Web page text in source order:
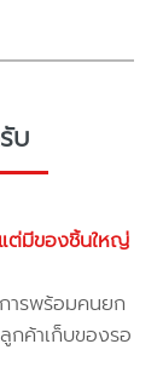
บ
ต่มีของชิ้นใหญ่
ารพร้อมคนยก
กค้าเก็บของรอ